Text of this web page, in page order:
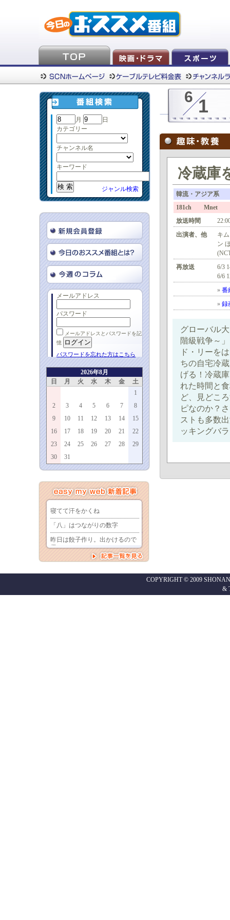
月
日
カテゴリー
チャンネル名
キーワード
ジャンル検索
メールアドレス
パスワード
メールアドレスとパスワードを記
憶
パスワードを忘れた方はこちら
2026年8月
日
月 火 水 木 金
土
1
2
3 4 5 6 7
8
9
10 11 12 13 14
15
16
17 18 19 20 21
22
23
24 25 26 27 28
29
30
31
6 1
冷蔵庫
韓流・アジア系
181ch Mnet
放送時間
出演者、他
キ
ン
再放送
6/3
6/6
» 番
» 録
グローバル
階級戦争～
ド・リーを
ちの自宅冷
げる！冷蔵
れた時間と
ど、見どこ
ピなのか？
ストも多数
ッキングバ
COPYRIGHT © 2009
&